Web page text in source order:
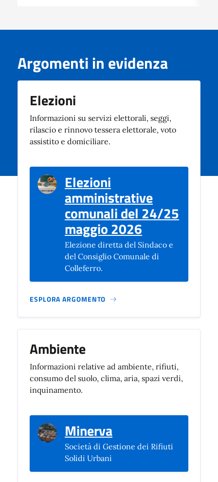
Argomenti in evidenza
Elezioni
Informazioni su servizi elettorali, seggi,
rilascio e rinnovo tessera elettorale, voto
assistito e domiciliare.
Elezioni
amministrative
comunali del 24/25
maggio 2026
Elezione diretta del Sindaco e
del Consiglio Comunale di
Colleferro.
ESPLORA ARGOMENTO
Ambiente
Informazioni relative ad ambiente, rifiuti,
consumo del suolo, clima, aria, spazi verdi,
inquinamento.
Minerva(si apre in una
Società di Gestione dei Rifiuti
Solidi Urbani